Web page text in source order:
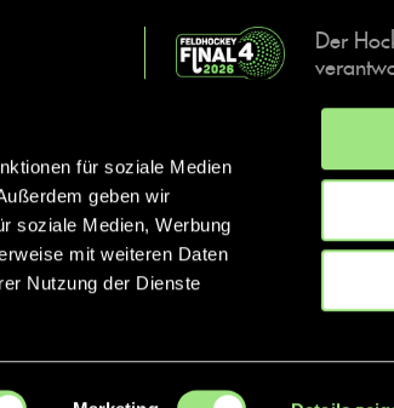
für soziale Medien
geben wir
soziale Medien, Werbung
mit weiteren Daten
Nutzung der Dienste
Der
Events,
IMPRESSUM